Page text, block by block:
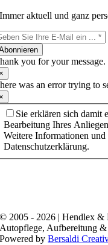
Immer aktuell und ganz
you for your message.
was an error trying to
Sie erklären sich damit
Bearbeitung Ihres
Weitere Informationen
Datenschutzerklärung.
© 2005 - 2026 | Hendlex &
Autopflege, Aufbereitung
Powered byBersaldi